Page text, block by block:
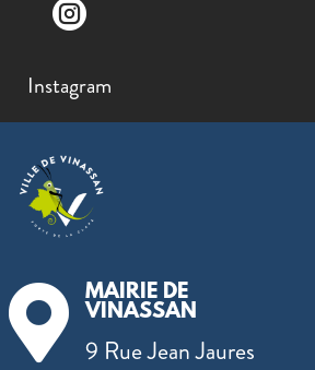

Instagram

MAIRIE DE
VINASSAN
9 Rue Jean Jaures